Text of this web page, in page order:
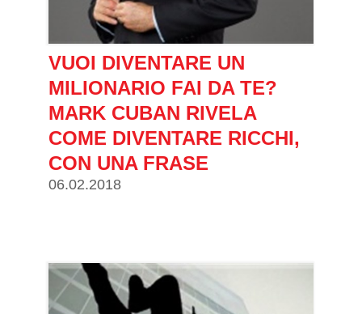
VUOI DIVENTARE UN
MILIONARIO FAI DA TE?
MARK CUBAN RIVELA
COME DIVENTARE RICCHI,
CON UNA FRASE
06.02.2018